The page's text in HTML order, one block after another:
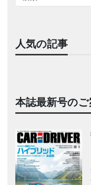
人気の記事
本誌最新号のご